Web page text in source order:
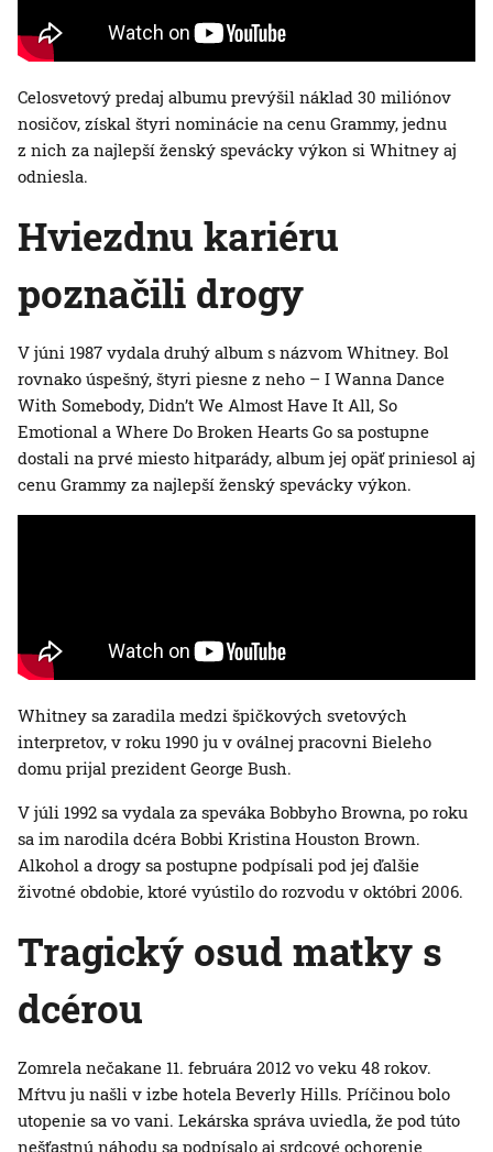
Celosvetový predaj albumu prevýšil náklad 30 miliónov
nosičov, získal štyri nominácie na cenu Grammy, jednu
z nich za najlepší ženský spevácky výkon si Whitney aj
odniesla.
Hviezdnu kariéru
poznačili drogy
V júni 1987 vydala druhý album s názvom Whitney. Bol
rovnako úspešný, štyri piesne z neho – I Wanna Dance
With Somebody, Didn’t We Almost Have It All, So
Emotional a Where Do Broken Hearts Go sa postupne
dostali na prvé miesto hitparády, album jej opäť priniesol aj
cenu Grammy za najlepší ženský spevácky výkon.
Whitney sa zaradila medzi špičkových svetových
interpretov, v roku 1990 ju v oválnej pracovni Bieleho
domu prijal prezident George Bush.
V júli 1992 sa vydala za speváka Bobbyho Browna, po roku
sa im narodila dcéra Bobbi Kristina Houston Brown.
Alkohol a drogy sa postupne podpísali pod jej ďalšie
životné obdobie, ktoré vyústilo do rozvodu v októbri 2006.
Tragický osud matky s
dcérou
Zomrela nečakane 11. februára 2012 vo veku 48 rokov.
Mŕtvu ju našli v izbe hotela Beverly Hills. Príčinou bolo
utopenie sa vo vani. Lekárska správa uviedla, že pod túto
nešťastnú náhodu sa podpísalo aj srdcové ochorenie